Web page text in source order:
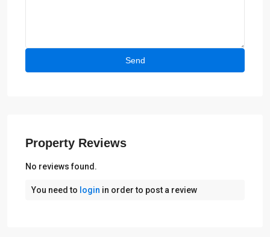
Property Reviews
No reviews found.
You need to login in order to post a review